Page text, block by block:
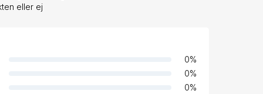
eller ej
0%
0%
0%